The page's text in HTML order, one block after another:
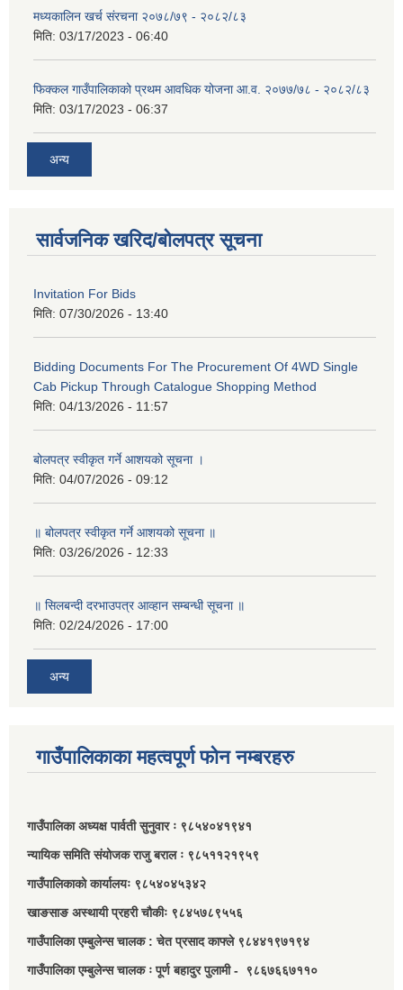
मध्यकालिन खर्च संरचना २०७८/७९ - २०८२/८३
मिति: 03/17/2023 - 06:40
फिक्कल गाउँपालिकाको प्रथम आवधिक योजना आ.व. २०७७/७८ - २०८२/८३
मिति: 03/17/2023 - 06:37
अन्य
सार्वजनिक खरिद/बोलपत्र सूचना
Invitation For Bids
मिति: 07/30/2026 - 13:40
Bidding Documents For The Procurement Of 4WD Single
Cab Pickup Through Catalogue Shopping Method
मिति: 04/13/2026 - 11:57
बोलपत्र स्वीकृत गर्ने आशयको सूचना ।
मिति: 04/07/2026 - 09:12
॥ बोलपत्र स्वीकृत गर्ने आशयको सूचना ॥
मिति: 03/26/2026 - 12:33
॥ सिलबन्दी दरभाउपत्र आव्हान सम्बन्धी सूचना ॥
मिति: 02/24/2026 - 17:00
अन्य
गाउँपालिकाका महत्वपूर्ण फोन नम्बरहरु
गाउँपालिका अध्यक्ष पार्वती सुनुवार ः ९८५४०४१९४१
न्यायिक समिति संयोजक राजु बराल ः ९८५११२१९५९
गाउँपालिकाको कार्यालयः ९८५४०४५३४२
खाङसाङ अस्थायी प्रहरी चौकीः ९८४५७८९५५६
गाउँपालिका एम्बुलेन्स चालक : चेत प्रसाद काफ्ले ९८४४१९७१९४
गाउँपालिका एम्बुलेन्स चालक ः पूर्ण बहादुर पुलामी - ९८६७६६७११०